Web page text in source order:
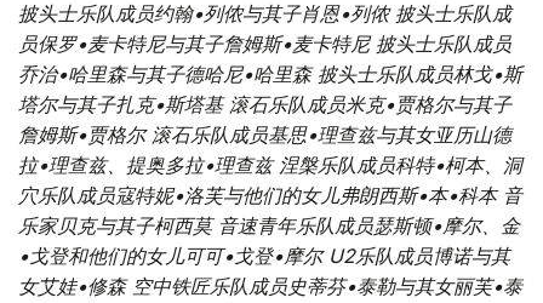
披头士乐队成员约翰•列侬与其子肖恩•列侬 披头士乐队成
员保罗•麦卡特尼与其子詹姆斯•麦卡特尼 披头士乐队成员
乔治•哈里森与其子德哈尼•哈里森 披头士乐队成员林戈•斯
塔尔与其子扎克•斯塔基 滚石乐队成员米克•贾格尔与其子
詹姆斯•贾格尔 滚石乐队成员基思•理查兹与其女亚历山德
拉•理查兹、提奥多拉•理查兹 涅槃乐队成员科特•柯本、洞
穴乐队成员寇特妮•洛芙与他们的女儿弗朗西斯•本•科本 音
乐家贝克与其子柯西莫 音速青年乐队成员瑟斯顿•摩尔、金
•戈登和他们的女儿可可•戈登•摩尔 U2乐队成员博诺与其
女艾娃•修森 空中铁匠乐队成员史蒂芬•泰勒与其女丽芙•泰